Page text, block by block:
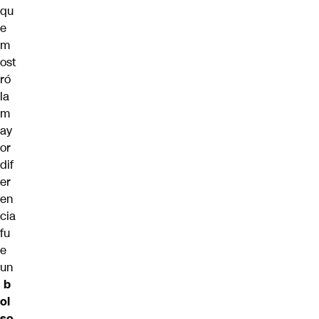
qu
e
m
ost
ró
la
m
ay
or
dif
er
en
cia
fu
e
un
b
ol